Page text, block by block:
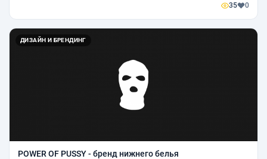
35 0
ДИЗАЙН И БРЕНДИНГ
POWER OF PUSSY - бренд нижнего белья